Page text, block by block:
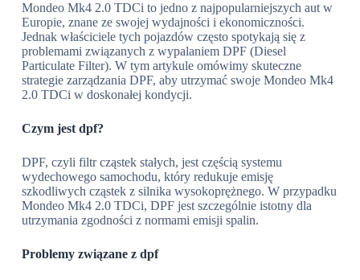
Mondeo Mk4 2.0 TDCi to jedno z najpopularniejszych aut w
Europie, znane ze swojej wydajności i ekonomiczności.
Jednak właściciele tych pojazdów często spotykają się z
problemami związanych z wypalaniem DPF (Diesel
Particulate Filter). W tym artykule omówimy skuteczne
strategie zarządzania DPF, aby utrzymać swoje Mondeo Mk4
2.0 TDCi w doskonałej kondycji.
Czym jest dpf?
DPF, czyli filtr cząstek stałych, jest częścią systemu
wydechowego samochodu, który redukuje emisję
szkodliwych cząstek z silnika wysokoprężnego. W przypadku
Mondeo Mk4 2.0 TDCi, DPF jest szczególnie istotny dla
utrzymania zgodności z normami emisji spalin.
Problemy związane z dpf